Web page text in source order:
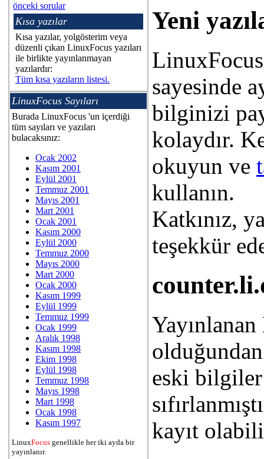
önceki sorular
Kısa yazılar
Kısa yazılar, yolgösterim veya
düzenli çıkan LinuxFocus yazıları
ile birlikte yayınlanmayan
yazılardır:
Tüm kısa yazıların listesi.
LinuxFocus Sayıları
Burada LinuxFocus 'un içerdiği
tüm sayıları ve yazıları
bulacaksınız:
Ocak 2002
Kasım 2001
Eylül 2001
Temmuz 2001
Mayıs 2001
Mart 2001
Ocak 2001
Kasım 2000
Eylül 2000
Temmuz 2000
Mayıs 2000
Mart 2000
Ocak 2000
Kasım 1999
Eylül 1999
Temmuz 1999
Ocak 1999
Aralık 1998
Kasım 1998
Ekim 1998
Eylül 1998
Temmuz 1998
Mayıs 1998
Mart 1998
Ocak 1998
Kasım 1997
LinuxFocus genellikle her iki ayda bir
yayınlanır.
Yeni
LinuxFocus
sayesinde
bilginizi
kolaydır.
okuyun ve
kullanın.
Katkınız,
teşekkür
eski
kayıt